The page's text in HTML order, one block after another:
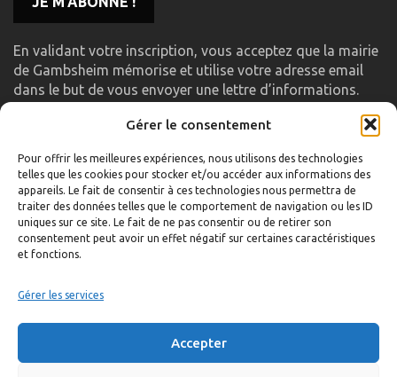
Gérer le consentement
Pour offrir les meilleures expériences, nous utilisons des technologies
telles que les cookies pour stocker et/ou accéder aux informations des
appareils. Le fait de consentir à ces technologies nous permettra de
traiter des données telles que le comportement de navigation ou les ID
uniques sur ce site. Le fait de ne pas consentir ou de retirer son
consentement peut avoir un effet négatif sur certaines caractéristiques
et fonctions.
Gérer les services
Accepter
En validant votre inscription, vous acceptez que la mairie
de Gambsheim mémorise et utilise votre adresse email
dans le but de vous envoyer une lettre d’informations.
LIENS UTILES
Accueil
Formulaire de contact
Gambs TV
Mentions légales